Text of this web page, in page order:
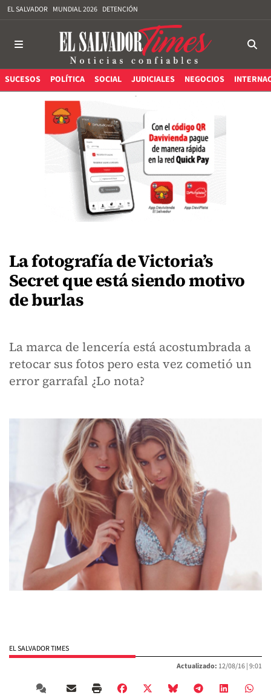
EL SALVADOR MUNDIAL 2026 DETENCIÓN
SUCESOS POLÍTICA SOCIAL JUDICIALES NEGOCIOS
La fotografía de Victoria’s
Secret que está siendo motivo
de burlas
La marca de lencería está acostumbrada a
retocar sus fotos pero esta vez cometió un
error garrafal ¿Lo nota?
EL SALVADOR TIMES
Actualizado: 12/08/16 |9:01